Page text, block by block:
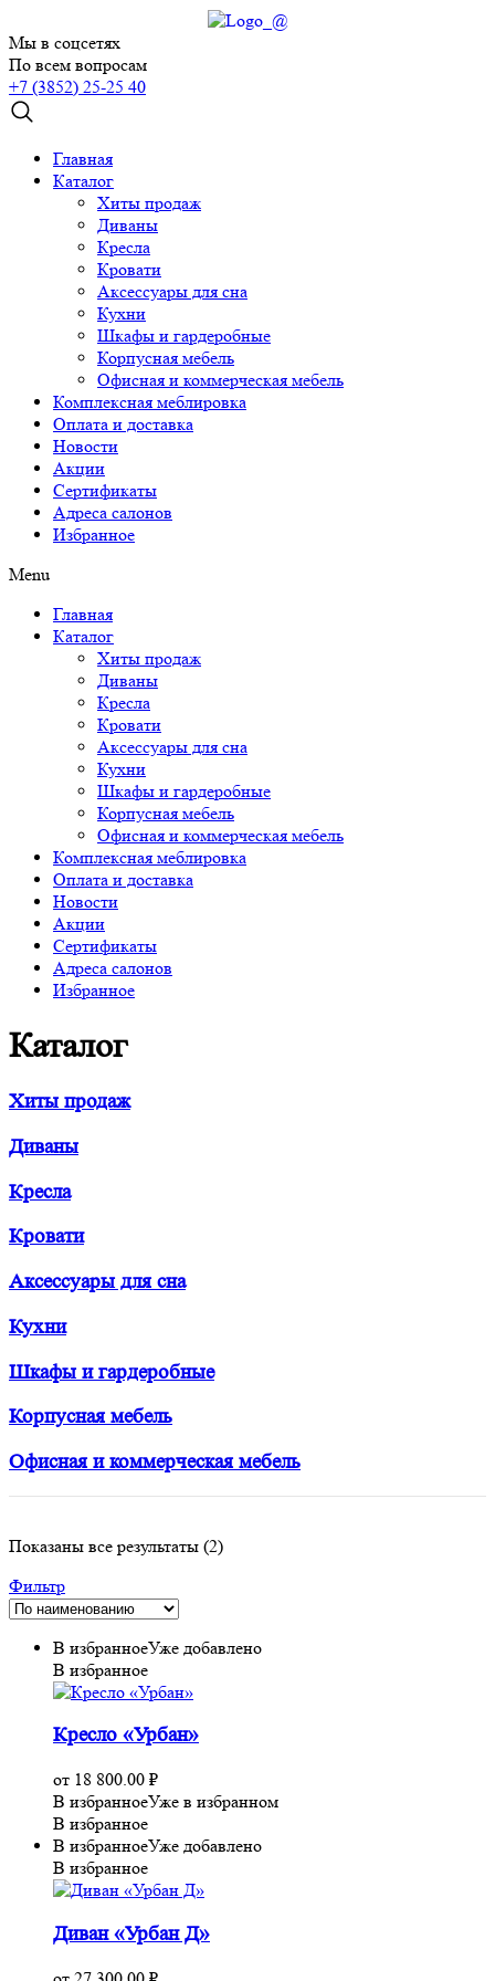
Мы в соцсетях
По всем вопросам
+7 (3852) 25-25 40
Главная
Каталог
Хиты продаж
Диваны
Кресла
Кровати
Аксессуары для сна
Кухни
Шкафы и гардеробные
Корпусная мебель
Офисная и коммерческая мебель
Комплексная меблировка
Оплата и доставка
Новости
Акции
Сертификаты
Адреса салонов
Избранное
Menu
Главная
Каталог
Хиты продаж
Диваны
Кресла
Кровати
Аксессуары для сна
Кухни
Шкафы и гардеробные
Корпусная мебель
Офисная и коммерческая мебель
Комплексная меблировка
Оплата и доставка
Новости
Акции
Сертификаты
Адреса салонов
Избранное
Каталог
Хиты продаж
Диваны
Кресла
Кровати
Аксессуары для сна
Кухни
Шкафы и гардеробные
Корпусная мебель
Офисная и коммерческая мебель
Показаны все результаты (2)Сортировка:
Фильтр
В избранноеУже добавлено
В избранное
Кресло «Урбан»
от 18 800.00 ₽
В избранноеУже в избранном
В избранное
В избранноеУже добавлено
В избранное
Диван «Урбан Д»